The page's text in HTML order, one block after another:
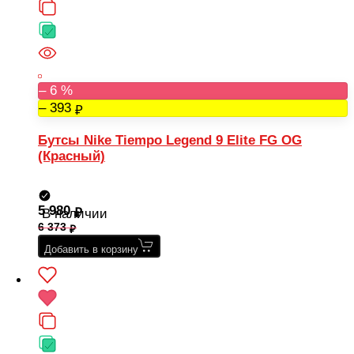
– 6 %
– 393
Бутсы Nike Tiempo Legend 9 Elite FG OG
(Красный)
В наличии
5 980
6 373
Добавить в корзину